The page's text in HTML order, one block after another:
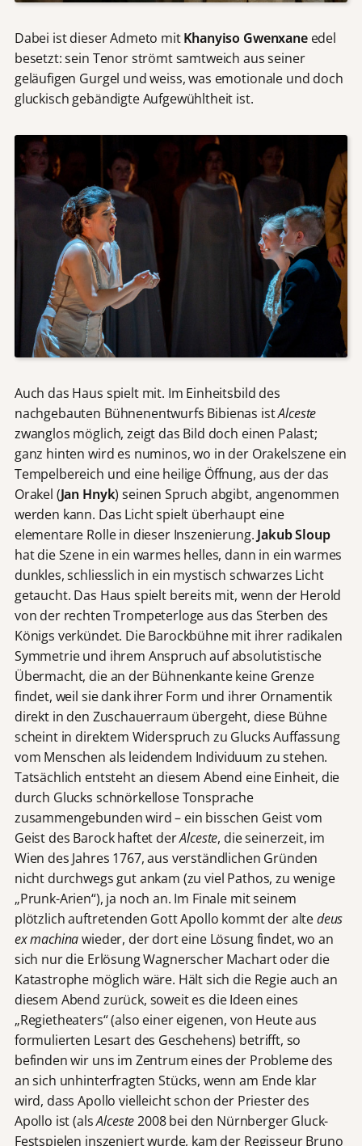
Dabei ist dieser Admeto mitKhanyiso Gwenxaneedel
besetzt: sein Tenor strömt samtweich aus seiner
geläufigen Gurgel und weiss, was emotionale und doch
gluckisch gebändigte Aufgewühltheit ist.
Auch das Haus spielt mit. Im Einheitsbild des
nachgebauten Bühnenentwurfs Bibienas istAlceste
zwanglos möglich, zeigt das Bild doch einen Palast;
ganz hinten wird es numinos, wo in der Orakelszene ein
Tempelbereich und eine heilige Öffnung, aus der das
Orakel (Jan Hnyk) seinen Spruch abgibt, angenommen
werden kann. Das Licht spielt überhaupt eine
elementare Rolle in dieser Inszenierung. Jakub Sloup
hat die Szene in ein warmes helles, dann in ein warmes
dunkles, schliesslich in ein mystisch schwarzes Licht
getaucht. Das Haus spielt bereits mit, wenn der Herold
von der rechten Trompeterloge aus das Sterben des
Königs verkündet. Die Barockbühne mit ihrer radikalen
Symmetrie und ihrem Anspruch auf absolutistische
Übermacht, die an der Bühnenkante keine Grenze
findet, weil sie dank ihrer Form und ihrer Ornamentik
direkt in den Zuschauerraum übergeht, diese Bühne
scheint in direktem Widerspruch zu Glucks Auffassung
vom Menschen als leidendem Individuum zu stehen.
Tatsächlich entsteht an diesem Abend eine Einheit, die
durch Glucks schnörkellose Tonsprache
zusammengebunden wird – ein bisschen Geist vom
Geist des Barock haftet derAlceste, die seinerzeit, im
Wien des Jahres 1767, aus verständlichen Gründen
nicht durchwegs gut ankam (zu viel Pathos, zu wenige
„Prunk-Arien“), ja noch an. Im Finale mit seinem
plötzlich auftretenden Gott Apollo kommt der altedeus
ex machinawieder, der dort eine Lösung findet, wo an
sich nur die Erlösung Wagnerscher Machart oder die
Katastrophe möglich wäre. Hält sich die Regie auch an
diesem Abend zurück, soweit es die Ideen eines
„Regietheaters“ (also einer eigenen, von Heute aus
formulierten Lesart des Geschehens) betrifft, so
befinden wir uns im Zentrum eines der Probleme des
an sich unhinterfragten Stücks, wenn am Ende klar
wird, dass Apollo vielleicht schon der Priester des
Apollo ist (alsAlceste2008 bei den Nürnberger Gluck-
Festspielen inszeniert wurde, kam der Regisseur Bruno